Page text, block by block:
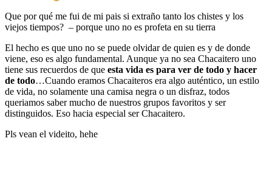
Que por qué me fui de mi pais si extraño tanto los chistes y los
viejos tiempos? – porque uno no es profeta en su tierra
El hecho es que uno no se puede olvidar de quien es y de donde
viene, eso es algo fundamental. Aunque ya no sea Chacaitero uno
tiene sus recuerdos de que esta vida es para ver de todo y hacer
de todo…Cuando eramos Chacaiteros era algo auténtico, un estilo
de vida, no solamente una camisa negra o un disfraz, todos
queriamos saber mucho de nuestros grupos favoritos y ser
distinguidos. Eso hacia especial ser Chacaitero.
Pls vean el videito, hehe